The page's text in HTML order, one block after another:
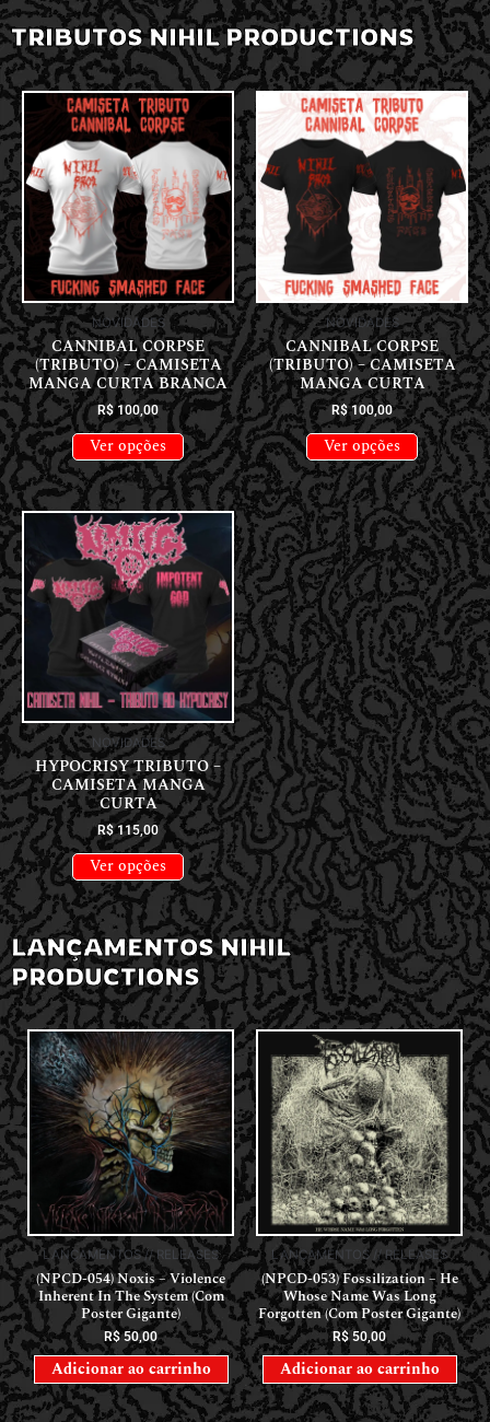
TRIBUTOS NIHIL PRODUCTIONS
NOVIDADES
CANNIBAL CORPSE
(TRIBUTO) – CAMISETA
MANGA CURTA BRANCA
R$100,00
Ver opções
NOVIDADES
CANNIBAL CORPSE
(TRIBUTO) – CAMISETA
MANGA CURTA
R$100,00
Ver opções
NOVIDADES
HYPOCRISY TRIBUTO –
CAMISETA MANGA
CURTA
R$115,00
Ver opções
LANÇAMENTOS NIHIL
PRODUCTIONS
LANÇAMENTOS // RELEASES
(NPCD-054) Noxis – Violence
Inherent In The System (Com
Poster Gigante)
R$50,00
Adicionar ao carrinho
LANÇAMENTOS // RELEASES
(NPCD-053) Fossilization – He
Whose Name Was Long
Forgotten (Com Poster Gigante)
R$ 50,00
Adicionar ao carrinho